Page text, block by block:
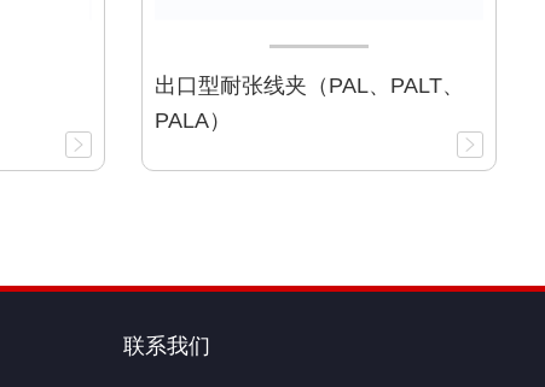
出口型耐张线夹（PAL、PALT、
PALA）
联系我们